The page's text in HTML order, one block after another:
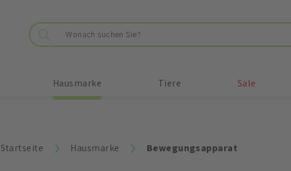
Hausmarke Tiere Sale
Startseite Hausmarke Bewegungsapparat